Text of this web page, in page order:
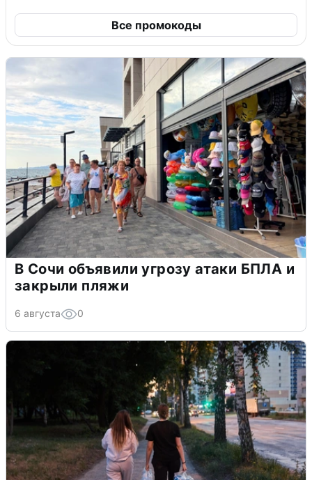
Все промокоды
В Сочи объявили угрозу атаки БПЛА и
закрыли пляжи
6 августа 0